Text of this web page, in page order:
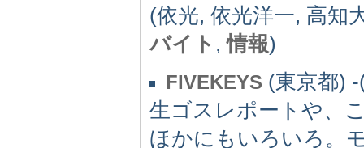
(依光, 依光洋一, 高知
バイト ,情報)
FIVEKEYS (東京都)
生ゴスレポートや、
ほかにもいろいろ。